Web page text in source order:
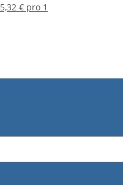
5,32 € pro 1